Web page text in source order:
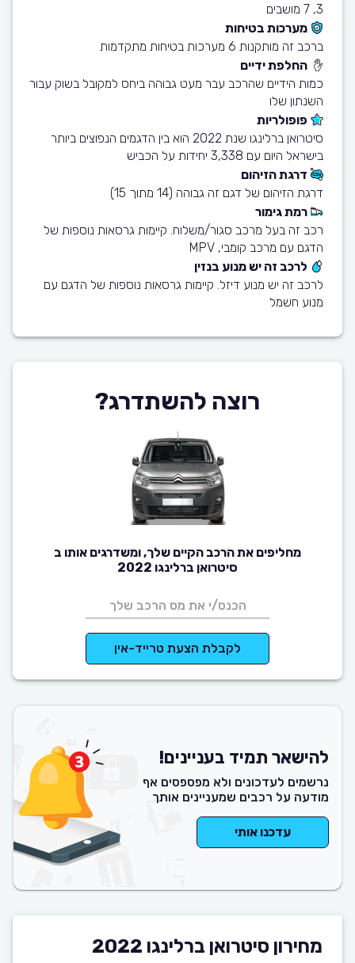
3, 7 מושבים
מערכות בטיחות
ברכב זה מותקנות 6 מערכות בטיחות מתקדמות
החלפת ידיים
כמות הידיים שהרכב עבר מעט גבוהה ביחס למקובל בשוק עבור
השנתון שלו
פופולריות
סיטרואן ברלינגו שנת 2022 הוא בין הדגמים הנפוצים ביותר
בישראל היום עם 3,338 יחידות על הכביש
דרגת הזיהום
דרגת הזיהום של דגם זה גבוהה (14 מתוך 15)
רמת גימור
רכב זה בעל מרכב סגור/משלוח. קיימות גרסאות נוספות של
הדגם עם מרכב קומבי, MPV
לרכב זה יש מנוע בנזין
לרכב זה יש מנוע דיזל. קיימות גרסאות נוספות של הדגם עם
מנוע חשמל
רוצה להשתדרג?
מחליפים את הרכב הקיים שלך, ומשדרגים אותו ב
סיטרואן ברלינגו 2022
לקבלת הצעת טרייד-אין
להישאר תמיד בעניינים!
נרשמים לעדכונים ולא מפספסים אף
מודעה על רכבים שמעניינים אותך
עדכנו אותי
מחירון סיטרואן ברלינגו 2022